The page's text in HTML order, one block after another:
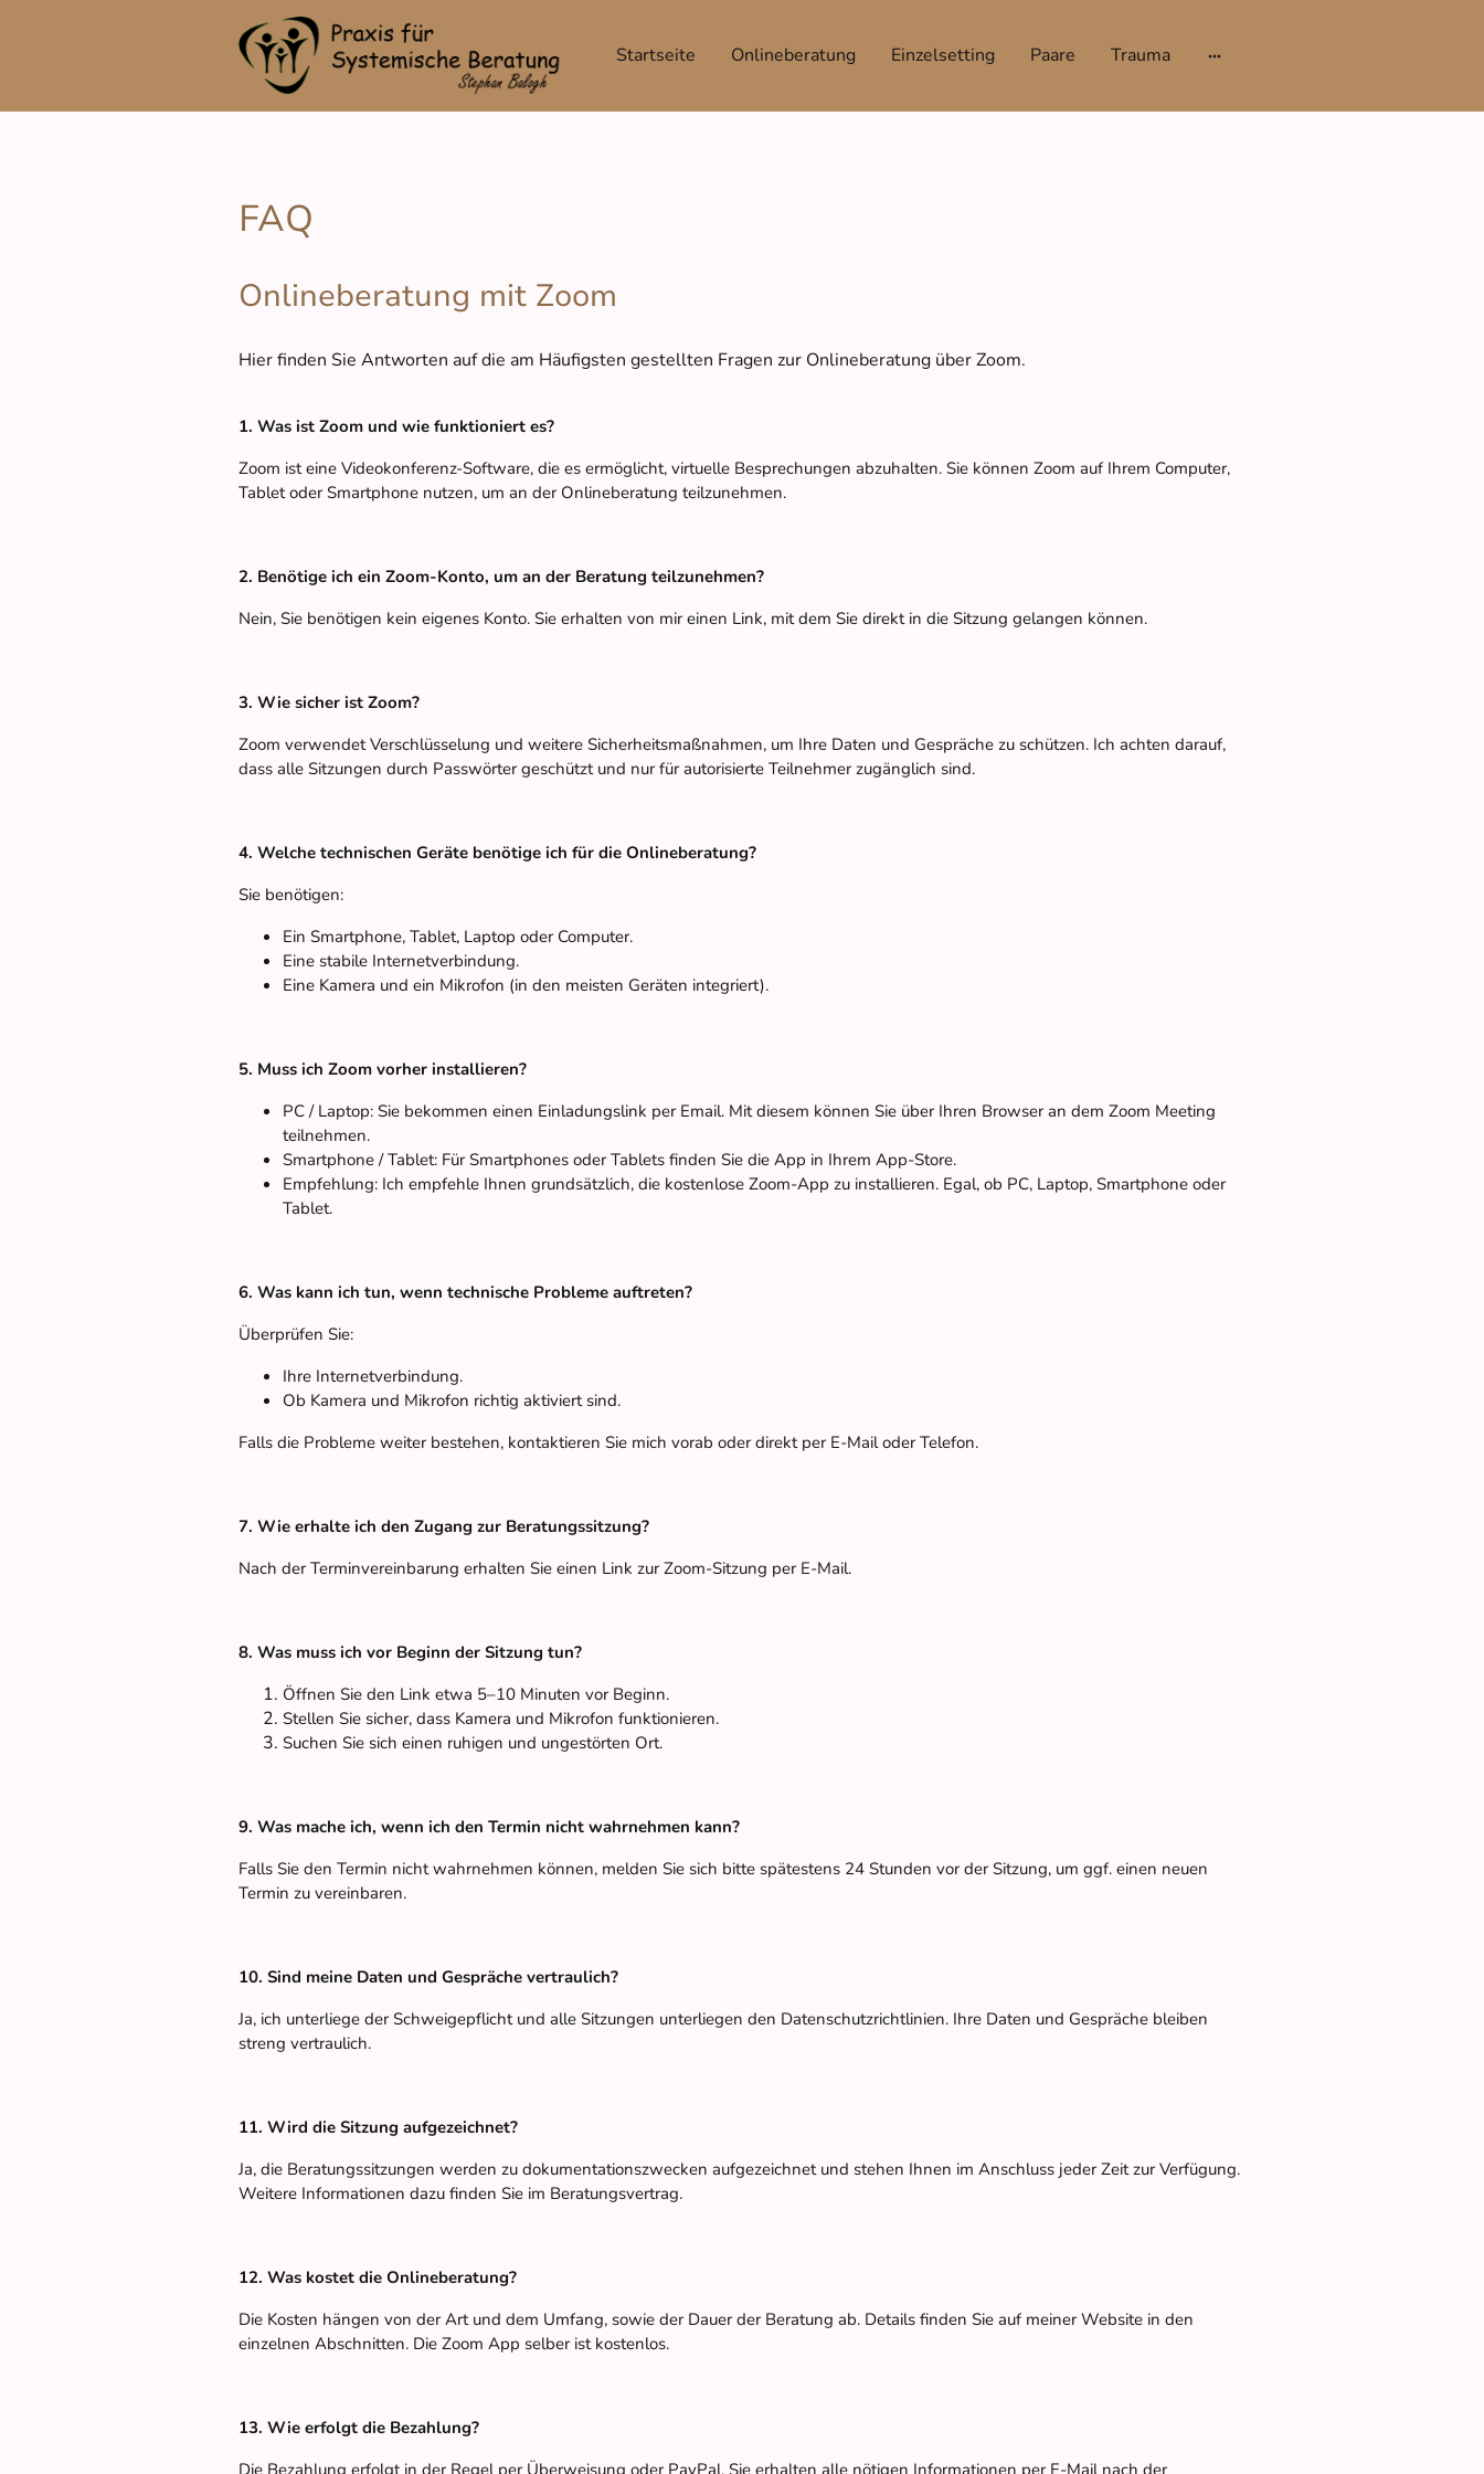
Startseite Onlineberatung Einzelsetting Paare Trauma
FAQ
Onlineberatung mit Zoom
Hier finden Sie Antworten auf die am Häufigsten gestellten Fragen zur Onlineberatung über Zoom.
1. Was ist Zoom und wie funktioniert es?
Zoom ist eine Videokonferenz-Software, die es ermöglicht, virtuelle Besprechungen abzuhalten. Sie können Zoom auf Ihrem Computer,
Tablet oder Smartphone nutzen, um an der Onlineberatung teilzunehmen.
2. Benötige ich ein Zoom-Konto, um an der Beratung teilzunehmen?
Nein, Sie benötigen kein eigenes Konto. Sie erhalten von mir einen Link, mit dem Sie direkt in die Sitzung gelangen können.
3. Wie sicher ist Zoom?
Zoom verwendet Verschlüsselung und weitere Sicherheitsmaßnahmen, um Ihre Daten und Gespräche zu schützen. Ich achten darauf,
dass alle Sitzungen durch Passwörter geschützt und nur für autorisierte Teilnehmer zugänglich sind.
4. Welche technischen Geräte benötige ich für die Onlineberatung?
Sie benötigen:
Ein Smartphone, Tablet, Laptop oder Computer.
Eine stabile Internetverbindung.
Eine Kamera und ein Mikrofon (in den meisten Geräten integriert).
5. Muss ich Zoom vorher installieren?
PC / Laptop: Sie bekommen einen Einladungslink per Email. Mit diesem können Sie über Ihren Browser an dem Zoom Meeting
teilnehmen.
Smartphone / Tablet: Für Smartphones oder Tablets finden Sie die App in Ihrem App-Store.
Empfehlung: Ich empfehle Ihnen grundsätzlich, die kostenlose Zoom-App zu installieren. Egal, ob PC, Laptop, Smartphone oder
Tablet.
6. Was kann ich tun, wenn technische Probleme auftreten?
Überprüfen Sie:
Ihre Internetverbindung.
Ob Kamera und Mikrofon richtig aktiviert sind.
Falls die Probleme weiter bestehen, kontaktieren Sie mich vorab oder direkt per E-Mail oder Telefon.
7. Wie erhalte ich den Zugang zur Beratungssitzung?
Nach der Terminvereinbarung erhalten Sie einen Link zur Zoom-Sitzung per E-Mail.
8. Was muss ich vor Beginn der Sitzung tun?
Öffnen Sie den Link etwa 5–10 Minuten vor Beginn.
Stellen Sie sicher, dass Kamera und Mikrofon funktionieren.
Suchen Sie sich einen ruhigen und ungestörten Ort.
9. Was mache ich, wenn ich den Termin nicht wahrnehmen kann?
Falls Sie den Termin nicht wahrnehmen können, melden Sie sich bitte spätestens 24 Stunden vor der Sitzung, um ggf. einen neuen
Termin zu vereinbaren.
10. Sind meine Daten und Gespräche vertraulich?
Ja, ich unterliege der Schweigepflicht und alle Sitzungen unterliegen den Datenschutzrichtlinien. Ihre Daten und Gespräche bleiben
streng vertraulich.
11. Wird die Sitzung aufgezeichnet?
Ja, die Beratungssitzungen werden zu dokumentationszwecken aufgezeichnet und stehen Ihnen im Anschluss jeder Zeit zur Verfügung.
Weitere Informationen dazu finden Sie im Beratungsvertrag.
12. Was kostet die Onlineberatung?
Die Kosten hängen von der Art und dem Umfang, sowie der Dauer der Beratung ab. Details finden Sie auf meiner Website in den
einzelnen Abschnitten. Die Zoom App selber ist kostenlos.
13. Wie erfolgt die Bezahlung?